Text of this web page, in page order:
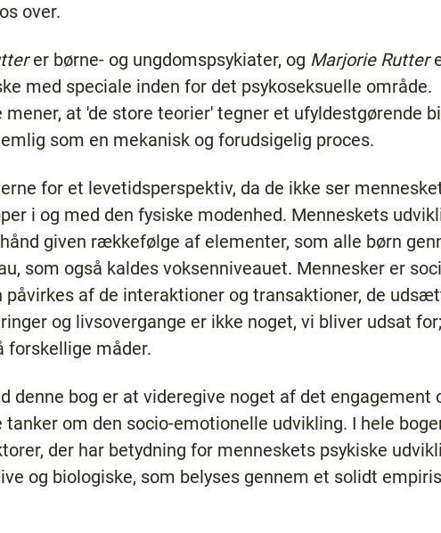
over.
er børne- og ungdomspsykiater, og Marjorie Rutter
med speciale inden for det psykoseksuelle område.
mener, at 'de store teorier' tegner et ufyldestgørende
som en mekanisk og forudsigelig proces.
for et levetidsperspektiv, da de ikke ser
i og med den fysiske modenhed. Menneskets
given rækkefølge af elementer, som alle børn
som også kaldes voksenniveauet. Mennesker er
af de interaktioner og transaktioner, de
og livsovergange er ikke noget, vi bliver udsat
forskellige måder.
denne bog er at videregive noget af det engagement
om den socio-emotionelle udvikling. I hele
der har betydning for menneskets psykiske
og biologiske, som belyses gennem et solidt